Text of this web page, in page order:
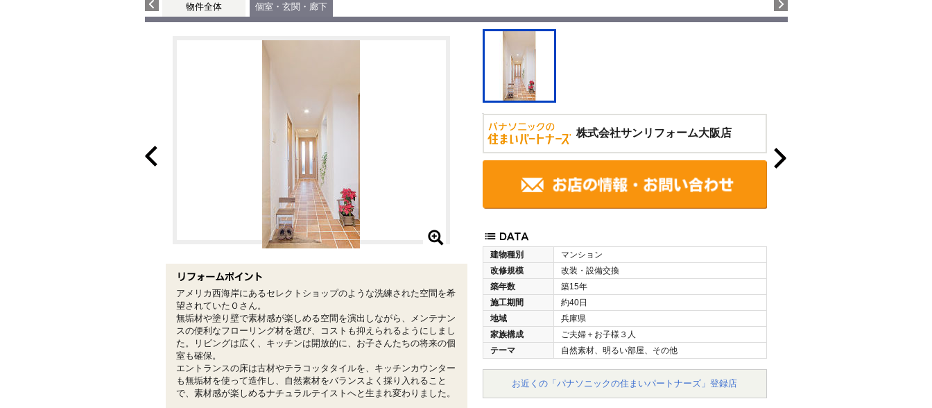
物件全体 個室・玄関・廊下
株式会社サンリフォーム大阪店
建物種別
マンション
改修規模
改装・設備交換
築年数
築15年
施工期間
約40日
地域
兵庫県
家族構成
ご夫婦＋お子様３人
テーマ
自然素材、明るい部屋、その他
お近くの「パナソニックの住まいパートナーズ」登録店
アメリカ西海岸にあるセレクトショップのような洗練された空間を希
望されていたＯさん。
無垢材や塗り壁で素材感が楽しめる空間を演出しながら、メンテナン
スの便利なフローリング材を選び、コストも抑えられるようにしまし
た。リビングは広く、キッチンは開放的に、お子さんたちの将来の個
室も確保。
エントランスの床は古材やテラコッタタイルを、キッチンカウンター
も無垢材を使って造作し、自然素材をバランスよく採り入れること
で、素材感が楽しめるナチュラルテイストへと生まれ変わりました。